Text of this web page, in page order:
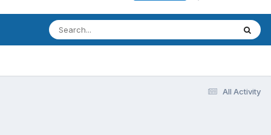
All Activity